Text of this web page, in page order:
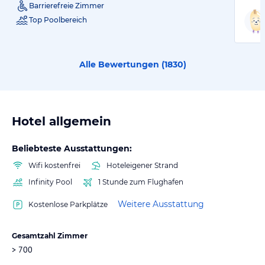
Barrierefreie Zimmer
Top Poolbereich
Alle Bewertungen (1830)
Hotel allgemein
Beliebteste Ausstattungen:
Wifi kostenfrei
Hoteleigener Strand
Infinity Pool
1 Stunde zum Flughafen
Kostenlose Parkplätze Weitere Ausstattung
Gesamtzahl Zimmer
> 700